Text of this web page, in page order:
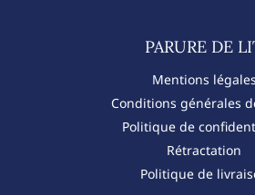
PARURE DE
Mentions légales
Conditions générales
Politique de
Rétractation
Politique de